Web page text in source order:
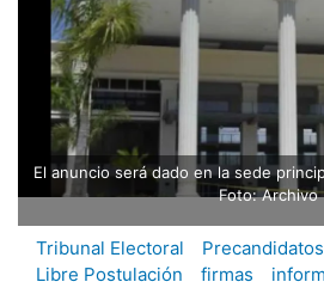
El anuncio será dado en la sede
Foto: Archivo
Tribunal Electoral
Precandidatos
Libre Postulación
firmas